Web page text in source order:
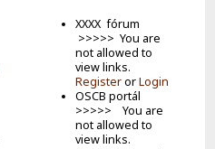
XXXX fórum
>>>>> You are
not allowed to
view links.
RegisterorLogin
OSCB portál
>>>>> You are
not allowed to
view links.